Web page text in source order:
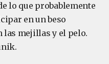
lo que probablemente
en un beso
las mejillas y el pelo.